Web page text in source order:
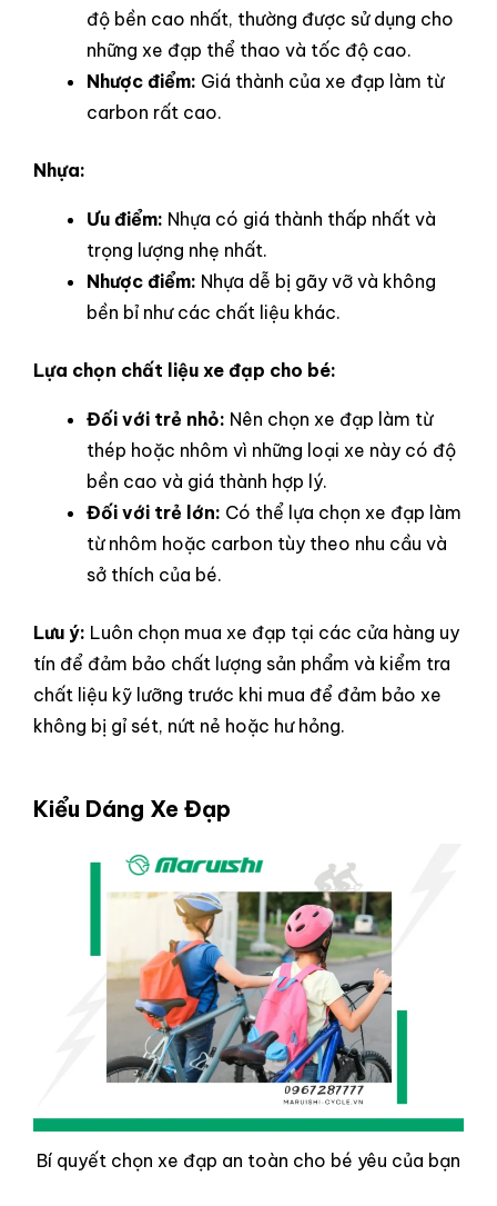
độ bền cao nhất, thường được sử dụng cho
những xe đạp thể thao và tốc độ cao.
Nhược điểm: Giá thành của xe đạp làm từ
carbon rất cao.
Nhựa:
Ưu điểm: Nhựa có giá thành thấp nhất và
trọng lượng nhẹ nhất.
Nhược điểm: Nhựa dễ bị gãy vỡ và không
bền bỉ như các chất liệu khác.
Lựa chọn chất liệu xe đạp cho bé:
Đối với trẻ nhỏ: Nên chọn xe đạp làm từ
thép hoặc nhôm vì những loại xe này có độ
bền cao và giá thành hợp lý.
Đối với trẻ lớn: Có thể lựa chọn xe đạp làm
từ nhôm hoặc carbon tùy theo nhu cầu và
sở thích của bé.
Lưu ý: Luôn chọn mua xe đạp tại các cửa hàng uy
tín để đảm bảo chất lượng sản phẩm và kiểm tra
chất liệu kỹ lưỡng trước khi mua để đảm bảo xe
không bị gỉ sét, nứt nẻ hoặc hư hỏng.
Kiểu Dáng Xe Đạp
Bí quyết chọn xe đạp an toàn cho bé yêu của bạn